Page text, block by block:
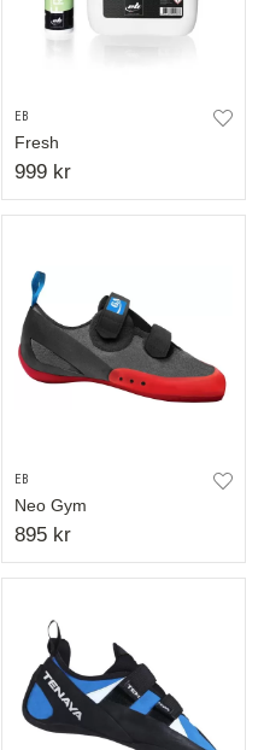
EB
Fresh
999 kr
EB
Neo Gym
895 kr